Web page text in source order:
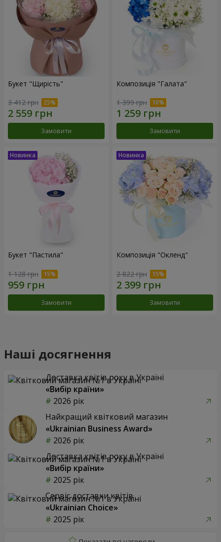
Букет "Щирість"
3 412 грн
Замовити
Композиція "Галата"
1 399 грн
Замовити
Букет "Пастила"
1 128 грн
Замовити
Композиція "Окленд"
2 822 грн
Замовити
Наші досягнення
Доставка квітів року в Україні
«Вибір країни»
2026 рік
Найкращий квітковий магазин
«Ukrainian Business Award»
2026 рік
Доставка квітів року в Україні
«Вибір країни»
2025 рік
Сервіс доставки квітів
«Ukrainian Choice»
2025 рік